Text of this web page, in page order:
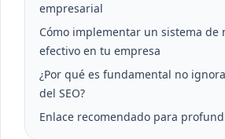
empresarial
Cómo implementar un sistema de
efectivo en tu empresa
¿Por qué es fundamental no
del SEO?
Enlace recomendado para